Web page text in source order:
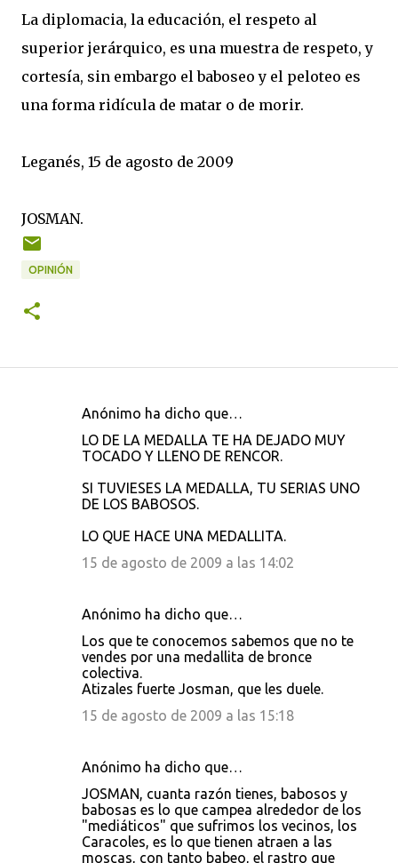
La diplomacia, la educación, el respeto al
superior jerárquico, es una muestra de respeto, y
cortesía, sin embargo el baboseo y el peloteo es
una forma ridícula de matar o de morir.
Leganés, 15 de agosto de 2009
JOSMAN.
OPINIÓN
Anónimo ha dicho que…
LO DE LA MEDALLA TE HA DEJADO MUY
TOCADO Y LLENO DE RENCOR.
SI TUVIESES LA MEDALLA, TU SERIAS UNO
DE LOS BABOSOS.
LO QUE HACE UNA MEDALLITA.
15 de agosto de 2009 a las 14:02
Anónimo ha dicho que…
Los que te conocemos sabemos que no te
vendes por una medallita de bronce
colectiva.
Atizales fuerte Josman, que les duele.
15 de agosto de 2009 a las 15:18
Anónimo ha dicho que…
JOSMAN, cuanta razón tienes, babosos y
babosas es lo que campea alrededor de los
"mediáticos" que sufrimos los vecinos, los
Caracoles, es lo que tienen atraen a las
moscas, con tanto babeo, el rastro que